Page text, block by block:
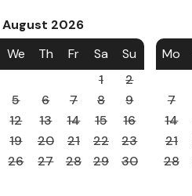
August 2026
We Th Fr Sa
Su
1
2
5 6 7 8
9
12 13 14 15
16
19 20 21 22
23
26 27 28 29
30
Mo
7
14
21
28